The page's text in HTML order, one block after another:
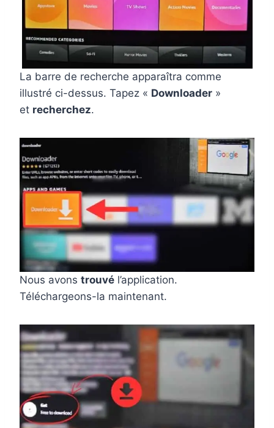
La barre de recherche apparaîtra comme
illustré ci-dessus. Tapez « Downloader »
et recherchez.
Nous avons trouvé l’application.
Téléchargeons-la maintenant.